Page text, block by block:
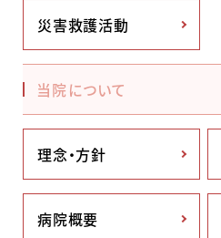
災害救護活動
当院について
理念・方針
病院概要